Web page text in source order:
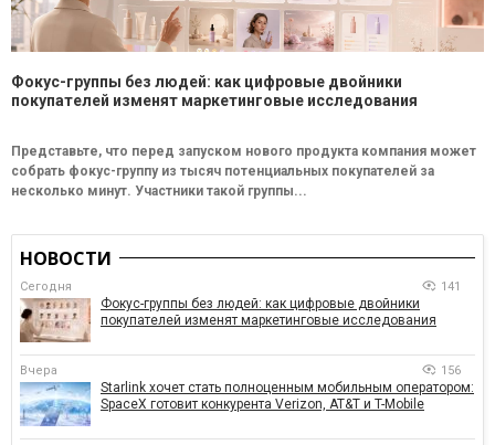
Фокус-группы без людей: как цифровые двойники
покупателей изменят маркетинговые исследования
Представьте, что перед запуском нового продукта компания может
собрать фокус-группу из тысяч потенциальных покупателей за
несколько минут. Участники такой группы...
НОВОСТИ
Сегодня 141
Фокус-группы без людей: как цифровые двойники
покупателей изменят маркетинговые исследования
Вчера 156
Starlink хочет стать полноценным мобильным оператором:
SpaceX готовит конкурента Verizon, AT&T и T-Mobile